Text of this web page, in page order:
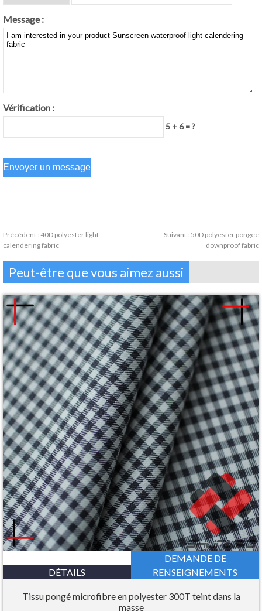
Message :
Vérification :
5 + 6 = ?
Précédent : 40D polyester light
calendering fabric
Suivant : 50D polyester pongee
downproof fabric
Peut-être que vous aimez aussi
DÉTAILS
DEMANDE DE
RENSEIGNEMENTS
Tissu pongé microfibre en polyester 300T teint dans la
masse